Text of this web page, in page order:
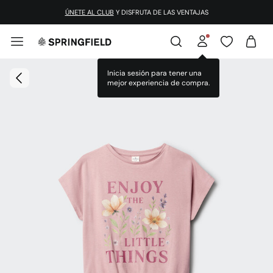
ÚNETE AL CLUB Y DISFRUTA DE LAS VENTAJAS
Inicia sesión para tener una
mejor experiencia de compra.